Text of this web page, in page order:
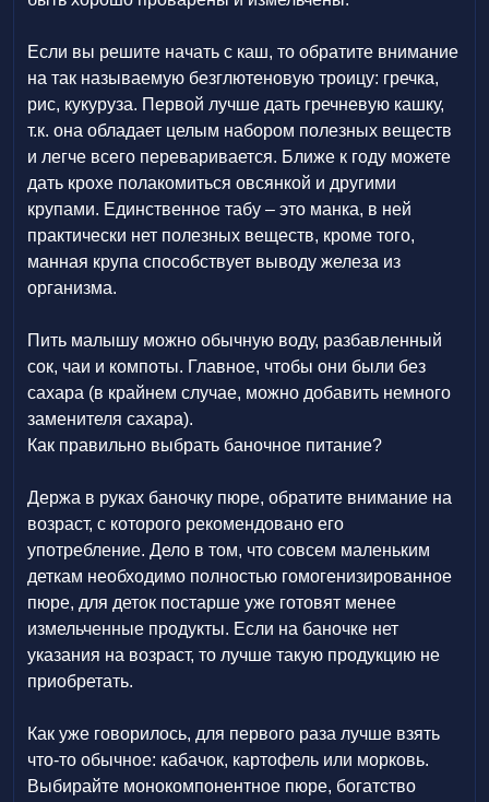
Если вы решите начать с каш, то обратите внимание
на так называемую безглютеновую троицу: гречка,
рис, кукуруза. Первой лучше дать гречневую кашку,
т.к. она обладает целым набором полезных веществ
и легче всего переваривается. Ближе к году можете
дать крохе полакомиться овсянкой и другими
крупами. Единственное табу – это манка, в ней
практически нет полезных веществ, кроме того,
манная крупа способствует выводу железа из
организма.
Пить малышу можно обычную воду, разбавленный
сок, чаи и компоты. Главное, чтобы они были без
сахара (в крайнем случае, можно добавить немного
заменителя сахара).
Как правильно выбрать баночное питание?
Держа в руках баночку пюре, обратите внимание на
возраст, с которого рекомендовано его
употребление. Дело в том, что совсем маленьким
деткам необходимо полностью гомогенизированное
пюре, для деток постарше уже готовят менее
измельченные продукты. Если на баночке нет
указания на возраст, то лучше такую продукцию не
приобретать.
Как уже говорилось, для первого раза лучше взять
что-то обычное: кабачок, картофель или морковь.
Выбирайте монокомпонентное пюре, богатство